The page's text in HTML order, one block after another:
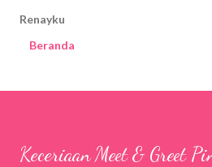
Renayku
Beranda
Keceriaan Meet & Greet